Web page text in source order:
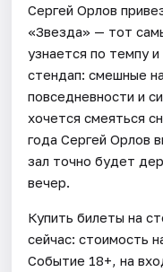
Сергей Орлов
«Звезда» — тот
узнается по темпу
стендап: смешные
повседневности и
хочется смеяться
года Сергей Орлов
зал точно будет
вечер.
Купить билеты на
сейчас: стоимость
Событие 18+, на